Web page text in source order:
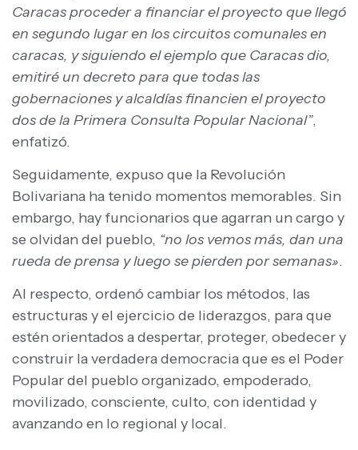
Caracas proceder a financiar el proyecto que llegó
en segundo lugar en los circuitos comunales en
caracas, y siguiendo el ejemplo que Caracas dio,
emitiré un decreto para que todas las
gobernaciones y alcaldías financien el proyecto
dos de la Primera Consulta Popular Nacional”,
enfatizó.
Seguidamente, expuso que la Revolución
Bolivariana ha tenido momentos memorables. Sin
embargo, hay funcionarios que agarran un cargo y
se olvidan del pueblo, “no los vemos más, dan una
rueda de prensa y luego se pierden por semanas».
Al respecto, ordenó cambiar los métodos, las
estructuras y el ejercicio de liderazgos, para que
estén orientados a despertar, proteger, obedecer y
construir la verdadera democracia que es el Poder
Popular del pueblo organizado, empoderado,
movilizado, consciente, culto, con identidad y
avanzando en lo regional y local.